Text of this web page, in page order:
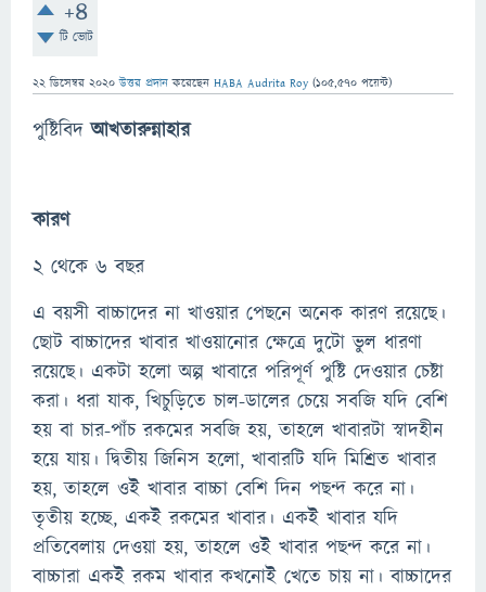
+4
টি ভোট
22 ডিসেম্বর 2020 উত্তর প্রদান করেছেন HABA Audrita Roy (105,570 পয়েন্ট)
পুষ্টিবিদআখতারুন্নাহার
কারণ
২ থেকে ৬ বছর
এ বয়সী বাচ্চাদের না খাওয়ার পেছনে অনেক কারণ রয়েছে।
ছোট বাচ্চাদের খাবার খাওয়ানোর ক্ষেত্রে দুটো ভুল ধারণা
রয়েছে। একটা হলো অল্প খাবারে পরিপূর্ণ পুষ্টি দেওয়ার চেষ্টা
করা। ধরা যাক, খিচুড়িতে চাল-ডালের চেয়ে সবজি যদি বেশি
হয় বা চার-পাঁচ রকমের সবজি হয়, তাহলে খাবারটা স্বাদহীন
হয়ে যায়। দ্বিতীয় জিনিস হলো, খাবারটি যদি মিশ্রিত খাবার
হয়, তাহলে ওই খাবার বাচ্চা বেশি দিন পছন্দ করে না।
তৃতীয় হচ্ছে, একই রকমের খাবার। একই খাবার যদি
প্রতিবেলায় দেওয়া হয়, তাহলে ওই খাবার পছন্দ করে না।
বাচ্চারা একই রকম খাবার কখনোই খেতে চায় না। বাচ্চাদের